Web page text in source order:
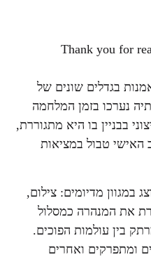
Thank you for
כ-30 יצירות אמנות בגדלים שונים של
נערכו בזמן המלחמה
בבניין בו היא מתגוררת,
טבול במציאות
במגוון מדיומים: צילום,
את המנהרה כמסלול
בין עולמות הפוכים.
ומתפרקים ואחרים